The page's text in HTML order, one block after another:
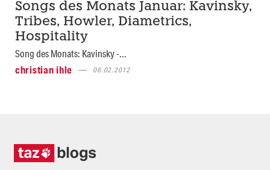
Songs des Monats Januar: Kavinsky,
Tribes, Howler, Diametrics,
Hospitality
Song des Monats: Kavinsky -...
christian ihle
06.02.2012